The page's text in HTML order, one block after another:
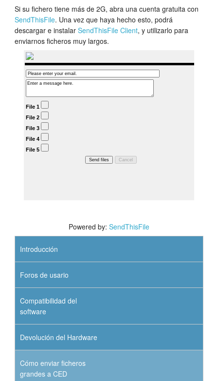
Si su fichero tiene más de 2G, abra una cuenta gratuita con
SendThisFile. Una vez que haya hecho esto, podrá
descargar e instalar SendThisFile Client, y utilizarlo para
enviarnos ficheros muy largos.
Powered by: SendThisFile
Introducción
Foros de usario
Compatibilidad del
software
Devolución del Hardware
Cómo enviar ficheros
grandes a CED